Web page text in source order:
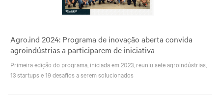
Agro.ind 2024: Programa de inovação aberta convida
agroindústrias a participarem de iniciativa
Primeira edição do programa, iniciada em 2023, reuniu sete agroindústrias,
13 startups e 19 desafios a serem solucionados